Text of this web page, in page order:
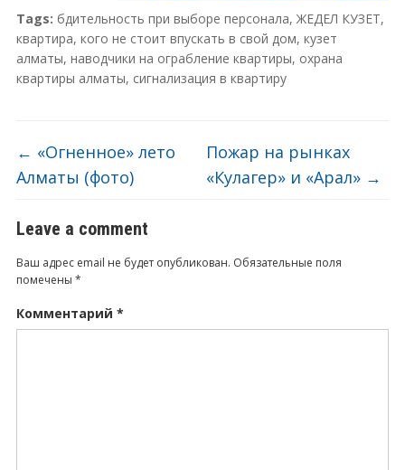
Tags: бдительность при выборе персонала, ЖЕДЕЛ КУЗЕТ,
квартира, кого не стоит впускать в свой дом, кузет
алматы, наводчики на ограбление квартиры, охрана
квартиры алматы, сигнализация в квартиру
← «Огненное» лето
Алматы (фото)
Пожар на рынках
«Кулагер» и «Арал» →
Leave a comment
Ваш адрес email не будет опубликован. Обязательные поля
помечены *
Комментарий *